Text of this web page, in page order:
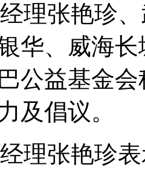
理张艳珍
华、威海
公益基金
及倡议。
理张艳珍